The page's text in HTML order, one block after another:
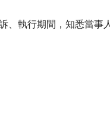
、執行期間，知悉當事